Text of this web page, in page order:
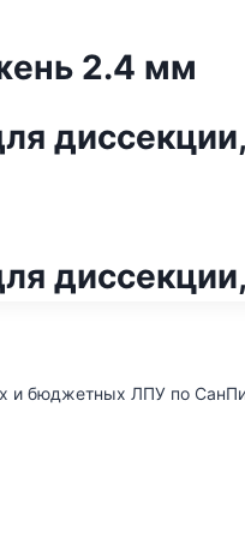
2.4 мм
и бюджетных ЛПУ по